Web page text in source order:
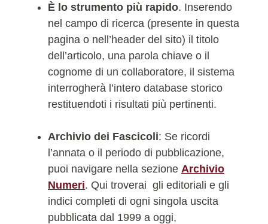
È lo strumento più rapido. Inserendo
nel campo di ricerca (presente in questa
pagina o nell’header del sito) il titolo
dell’articolo, una parola chiave o il
cognome di un collaboratore, il sistema
interrogherà l’intero database storico
restituendoti i risultati più pertinenti.
Archivio dei Fascicoli: Se ricordi
l’annata o il periodo di pubblicazione,
puoi navigare nella sezione Archivio
Numeri. Qui troverai gli editoriali e gli
indici completi di ogni singola uscita
pubblicata dal 1999 a oggi,